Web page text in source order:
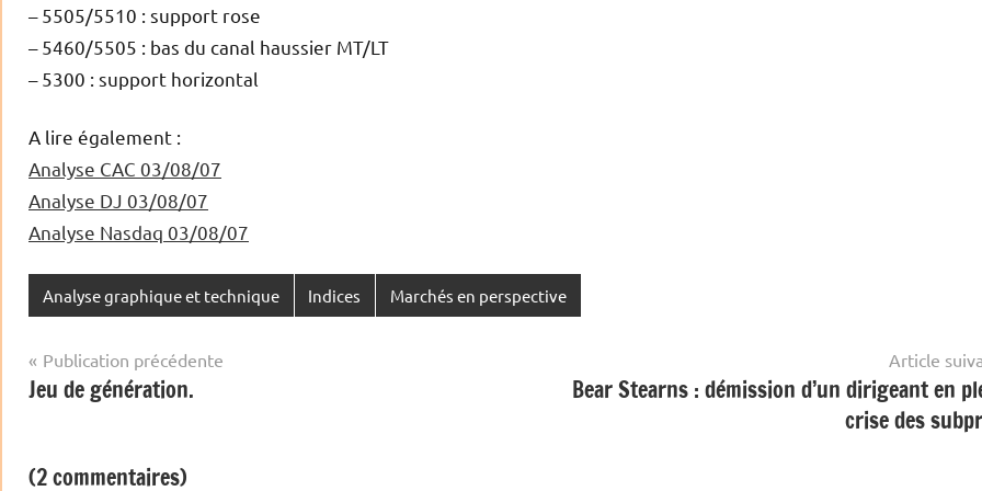
– 5505/5510 : support rose
– 5460/5505 : bas du canal haussier MT/LT
– 5300 : support horizontal
A lire également :
Analyse CAC 03/08/07
Analyse DJ 03/08/07
Analyse Nasdaq 03/08/07
Analyse graphique et technique Indices Marchés en perspective
Navigation
de
Publication précédente
Jeu de génération.
Article
Bear Stearns : démission d’un dirigeant en
crise des
(2 commentaires)